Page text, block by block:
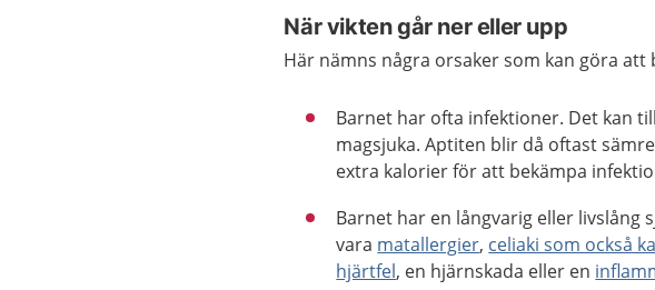
När vikten går ner eller upp
Här nämns några orsaker som kan göra
Barnet har ofta infektioner. Det kan
magsjuka. Aptiten blir då oftast
extra kalorier för att bekämpa
Barnet har en långvarig eller livslång
vara matallergier, celiaki som också
hjärtfel, en hjärnskada eller en